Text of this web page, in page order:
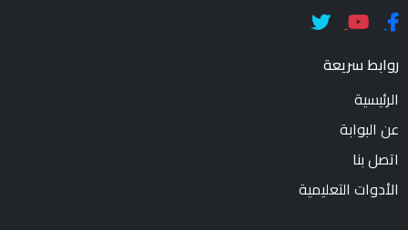
روابط سريعة
الرئيسية
عن البوابة
اتصل بنا
الأدوات التعليمية